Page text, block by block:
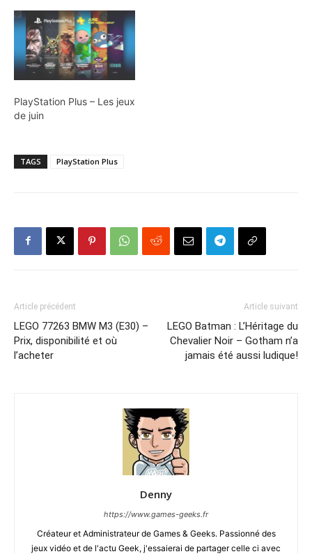
PlayStation Plus – Les jeux
de juin
TAGS PlayStation Plus
Article précédent
LEGO 77263 BMW M3 (E30) –
Prix, disponibilité et où
l’acheter
Article suivant
LEGO Batman : L’Héritage du
Chevalier Noir – Gotham n’a
jamais été aussi ludique!
Denny
https://www.games-geeks.fr
Créateur et Administrateur de Games & Geeks. Passionné des
jeux vidéo et de l'actu Geek, j'essaierai de partager celle ci avec